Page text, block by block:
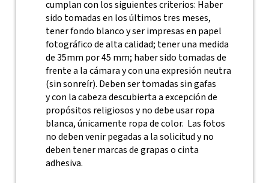
cumplan con los siguientes criterios: Haber
sido tomadas en los últimos tres meses,
tener fondo blanco y ser impresas en papel
fotográfico de alta calidad; tener una medida
de 35mm por 45 mm; haber sido tomadas de
frente a la cámara y con una expresión neutra
(sin sonreír). Deben ser tomadas sin gafas
y con la cabeza descubierta a excepción de
propósitos religiosos y no debe usar ropa
blanca, únicamente ropa de color. Las fotos
no deben venir pegadas a la solicitud y no
deben tener marcas de grapas o cinta
adhesiva.